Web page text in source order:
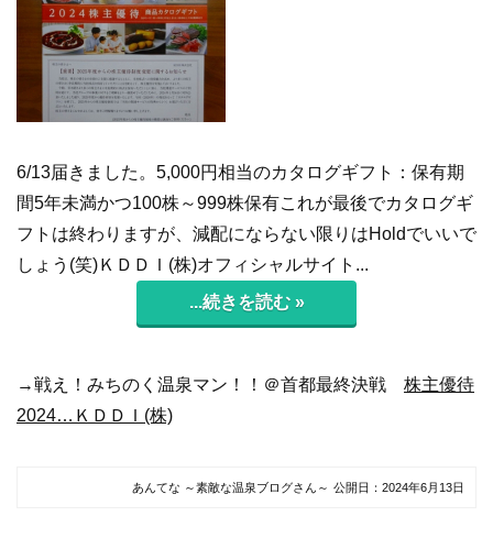
6/13届きました。5,000円相当のカタログギフト：保有期
間5年未満かつ100株～999株保有これが最後でカタログギ
フトは終わりますが、減配にならない限りはHoldでいいで
しょう(笑)ＫＤＤＩ(株)オフィシャルサイト...
...続きを読む »
→戦え！みちのく温泉マン！！＠首都最終決戦 株主優待
2024…ＫＤＤＩ(株)
あんてな ～素敵な温泉ブログさん～ 公開日： 2024年6月13日